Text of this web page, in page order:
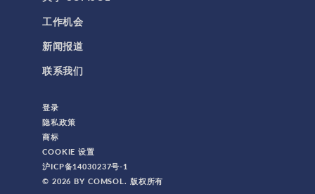
工作机会
新闻报道
联系我们
登录
隐私政策
商标
COOKIE 设置
沪ICP备14030237号-1
© 2026 BY COMSOL. 版权所有